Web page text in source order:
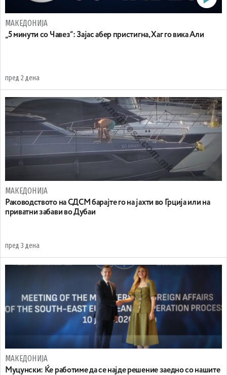
МАКЕДОНИЈА
„5 минути со Чавез“: Зајас абер пристигна, Хаг го вика Али
пред 2 дена
МАКЕДОНИЈА
Раководството на СДСМ барајте го на јахти во Грција или на
приватни забави во Дубаи
пред 3 дена
МАКЕДОНИЈА
Муцунски: Ќе работиме да се најде решение заедно со нашите